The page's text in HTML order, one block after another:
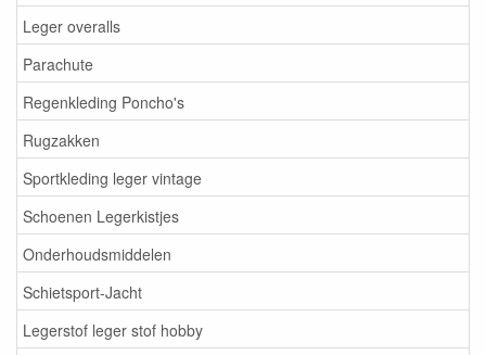
Leger overalls
Parachute
Regenkleding Poncho's
Rugzakken
Sportkleding leger vintage
Schoenen Legerkistjes
Onderhoudsmiddelen
Schietsport-Jacht
Legerstof leger stof hobby